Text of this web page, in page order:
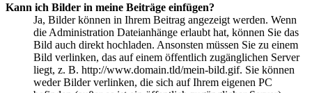
Kann ich Bilder in meine Beiträge einfügen?
Ja, Bilder können in Ihrem Beitrag angezeigt werden. Wenn
die Administration Dateianhänge erlaubt hat, können Sie das
Bild auch direkt hochladen. Ansonsten müssen Sie zu einem
Bild verlinken, das auf einem öffentlich zugänglichen Server
liegt, z. B. http://www.domain.tld/mein-bild.gif. Sie können
weder Bilder verlinken, die sich auf Ihrem eigenen PC